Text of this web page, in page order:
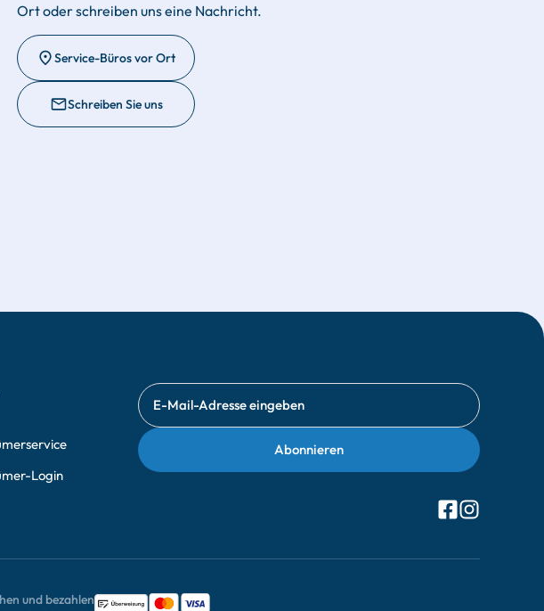
Ort oder schreiben uns eine Nachricht.
Service-Büros vor Ort
Schreiben Sie uns
Login
und bezahlen